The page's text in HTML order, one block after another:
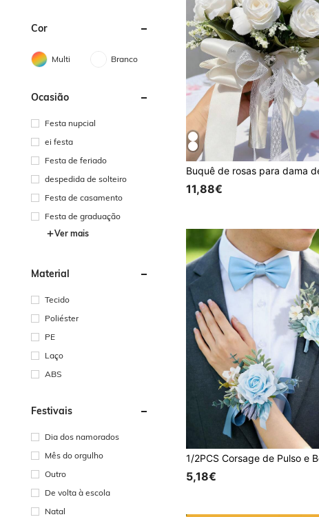
Cor
Multi Branco
Ocasião
Festa nupcial
ei festa
Festa de feriado
despedida de solteiro
Festa de casamento
Festa de graduação
Ver mais
Material
Tecido
Poliéster
PE
Laço
ABS
Festivais
Dia dos namorados
Mês do orgulho
Outro
De volta à escola
Natal
11,88€
5,18€